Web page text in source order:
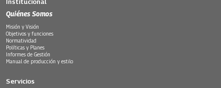
Quiénes Somos
Misión y Visión
Objetivos y funciones
Normatividad
Políticas y Planes
Informes de Gestión
Manual de producción y estilo
Servicios